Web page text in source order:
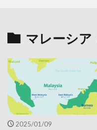
マレーシア
2025/01/09